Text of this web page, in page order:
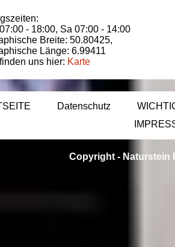
- 18:00, Sa 07:00 - 14:00
Breite: 50.80425,
Länge: 6.99411
uns hier: Karte
Datenschutz
Copyright - Naturstein